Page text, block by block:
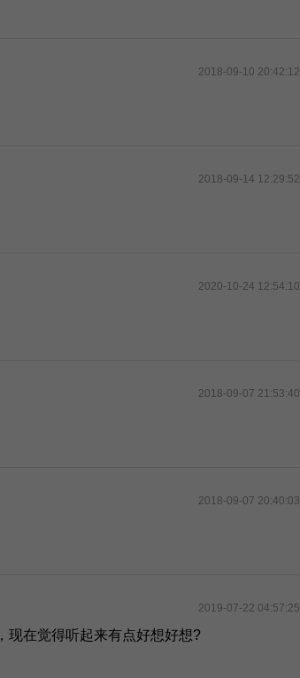
2018-09-10 20:42:12
2018-09-14 12:29:52
2020-10-24 12:54:10
2018-09-07 21:53:40
2018-09-07 20:40:03
2019-07-22 04:57:25
现在觉得听起来有点好想好想?